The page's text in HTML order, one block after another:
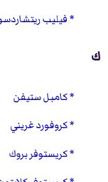
فيليب
ك
كامبل ستيفن
كروفورد غريني
كريستوفر بروك